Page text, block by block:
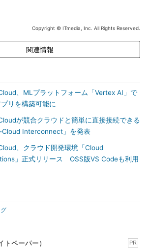
Copyright © ITmedia, Inc. All Rights Reserved.
関連情報
、MLプラットフォーム「Vertex AI」で
リを構築可能に
が競合クラウドと簡単に直接接続できる
Cloud Interconnect」を発表
、クラウド開発環境「Cloud
」正式リリース OSS版VS Codeも利用
ペーパー） PR